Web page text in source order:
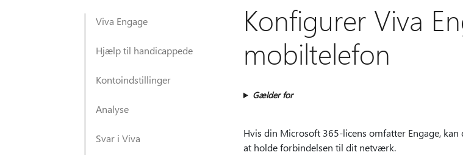
Viva Engage
Hjælp til handicappede
Kontoindstillinger
Analyse
Svar i Viva
Konfigurer Viva
mobiltelefon
Gælder for
Hvis din Microsoft 365-licens omfatter Engage,
at holde forbindelsen til dit netværk.